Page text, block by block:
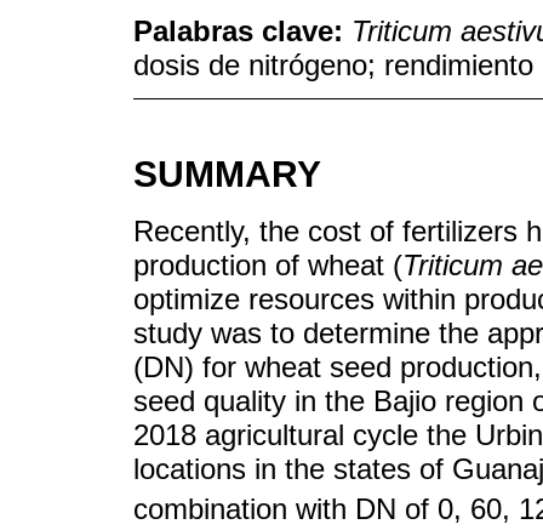
Palabras clave: Triticum
dosis de nitrógeno; rendimiento
SUMMARY
Recently, the cost of fertilizers
production of wheat (Triticum
optimize resources within
study was to determine the
(DN) for wheat seed
seed quality in the Bajio region
2018 agricultural cycle the
locations in the states of
combination with DN of 0, 60,